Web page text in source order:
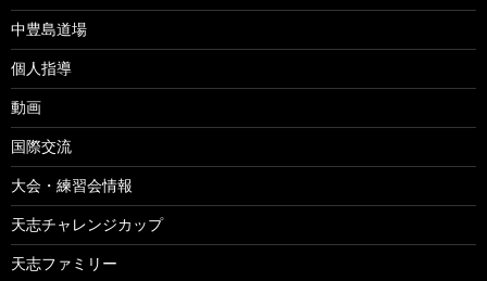
中豊島道場
個人指導
動画
国際交流
大会・練習会情報
天志チャレンジカップ
天志ファミリー